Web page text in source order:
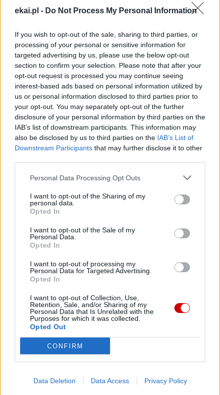
ekai.pl - Do Not Process My Personal Information
If you wish to opt-out of the sale, sharing to third parties, or
processing of your personal or sensitive information for
targeted advertising by us, please use the below opt-out
section to confirm your selection. Please note that after your
opt-out request is processed you may continue seeing
interest-based ads based on personal information utilized by
us or personal information disclosed to third parties prior to
your opt-out. You may separately opt-out of the further
disclosure of your personal information by third parties on the
IAB’s list of downstream participants. This information may
also be disclosed by us to third parties on the IAB’s List of
Downstream Participants that may further disclose it to other
Personal Data Processing Opt Outs
I want to opt-out of the Sharing of my
personal data.
Opted In
I want to opt-out of the Sale of my
Personal Data.
Opted In
I want to opt-out of processing my
Personal Data for Targeted Advertising.
Opted In
I want to opt-out of Collection, Use,
Retention, Sale, and/or Sharing of my
Personal Data that Is Unrelated with the
Purposes for which it was collected.
Opted Out
CONFIRM
Data Deletion Data Access Privacy Policy
Dlatego prosimy Cię owsparcie portalu eKAI.pl za
Dzięki Tobie będziemy mogli realizować naszą
misję. Więcej informacji znajdziesztutaj.
Facebook
TwitterMessengerWhatsApp
Email
Copy
Link
Print
Wersja do druku
Najnowsze
07 sierpnia 2026 | 12:49
Moskwa: szef dyplomacji watykańskiej planuje wizytę w stolicy
07 sierpnia 2026 | 12:10
Watykan: opublikowano program wizyty Leona XIV we Francji
07 sierpnia 2026 | 11:43
Przeor Jasnej Góry: „W pieszym pielgrzymowaniu jest coś
niezwykłego”
07 sierpnia 2026 | 11:29
Zakończenie peregrynacji relikwii św. Teresy od Dzieciątka Jezus
i jej rodziców
Popularne